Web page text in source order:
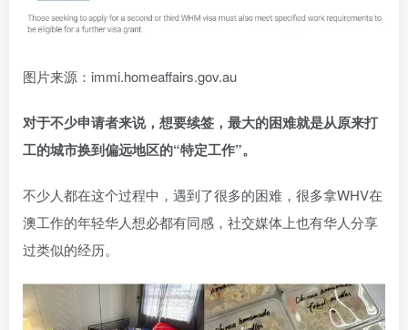
图片来源：immi.homeaffairs.gov.au
对于不少申请者来说，想要续签，最大的困难就是从原来打
工的城市换到偏远地区的“特定工作”。
不少人都在这个过程中，遇到了很多的困难，很多拿WHV在
澳工作的年轻华人想必都有同感，社交媒体上也有华人分享
过类似的经历。